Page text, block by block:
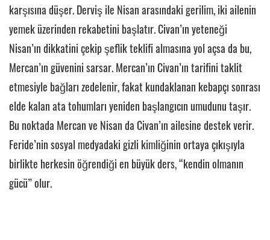
karşısına düşer. Derviş ile Nisan arasındaki gerilim, iki ailenin
yemek üzerinden rekabetini başlatır. Civan’ın yeteneği
Nisan’ın dikkatini çekip şeflik teklifi almasına yol açsa da bu,
Mercan’ın güvenini sarsar. Mercan’ın Civan’ın tarifini taklit
etmesiyle bağları zedelenir, fakat kundaklanan kebapçı sonrası
elde kalan ata tohumları yeniden başlangıcın umudunu taşır.
Bu noktada Mercan ve Nisan da Civan’ın ailesine destek verir.
Feride’nin sosyal medyadaki gizli kimliğinin ortaya çıkışıyla
birlikte herkesin öğrendiği en büyük ders, “kendin olmanın
gücü” olur.